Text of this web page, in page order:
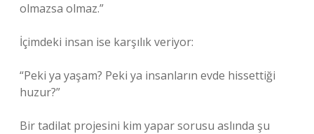
olmazsa olmaz.”
İçimdeki insan ise karşılık veriyor:
“Peki ya yaşam? Peki ya insanların evde hissettiği
huzur?”
Bir tadilat projesini kim yapar sorusu aslında şu